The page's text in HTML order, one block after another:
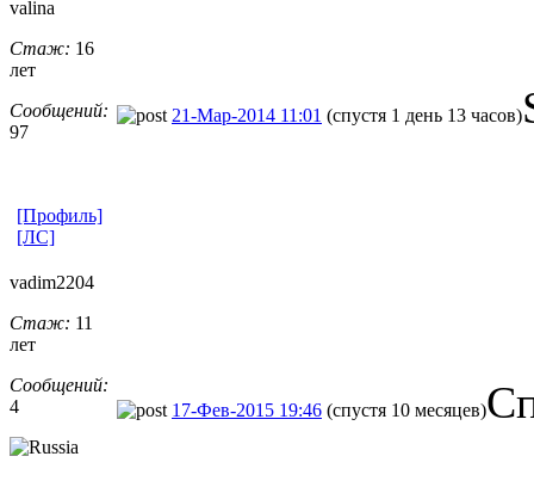
valina
Стаж: 16
лет
Сообщений:
97
21-Мар-2014 11:01 (спустя 1 день 13 часов)
[Профиль]
[ЛС]
vadim2204
Стаж: 11
лет
Сообщений:
4
17-Фев-2015 19:46 (спустя 10 месяцев)